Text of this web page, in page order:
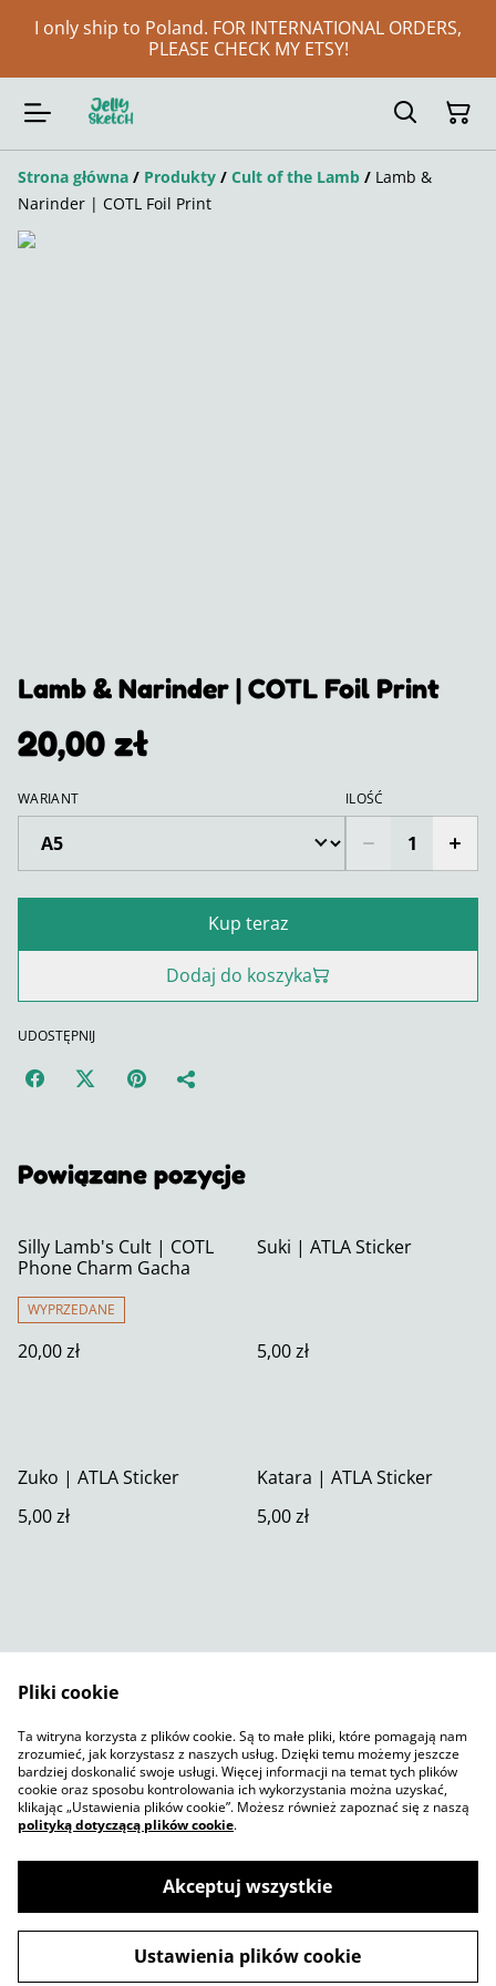
I only ship to Poland. FOR INTERNATIONAL ORDERS,
PLEASE CHECK MY ETSY!
Strona główna / Produkty / Cult of the Lamb / Lamb &
Narinder | COTL Foil Print
Lamb & Narinder | COTL Foil Print
20,00 zł
WARIANT ILOŚĆ
Kup teraz
Dodaj do koszyka
UDOSTĘPNIJ
Powiązane pozycje
Silly Lamb's Cult | COTL
Phone Charm Gacha
WYPRZEDANE
20,00 zł
Suki | ATLA Sticker
5,00 zł
Zuko | ATLA Sticker
5,00 zł
Katara | ATLA Sticker
5,00 zł
Polityka prywatności
SumUp
Polityka plików cookie
©2026Jelly Sketch Shop
powered by
Pliki cookie
Ta witryna korzysta z plików cookie. Są to małe pliki, które pomagają nam
zrozumieć, jak korzystasz z naszych usług. Dzięki temu możemy jeszcze
bardziej doskonalić swoje usługi. Więcej informacji na temat tych plików
cookie oraz sposobu kontrolowania ich wykorzystania można uzyskać,
klikając „Ustawienia plików cookie”. Możesz również zapoznać się z naszą
polityką dotyczącą plików cookie.
Akceptuj wszystkie
Ustawienia plików cookie